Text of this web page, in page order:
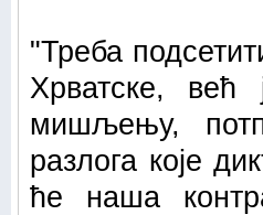
"Треба
Хрватске,
мишљењу,
разлога које
ће наша